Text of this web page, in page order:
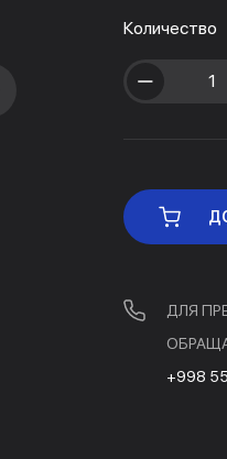
Количество
ДЛЯ
+998